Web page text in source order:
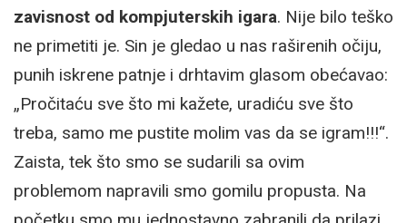
zavisnost od kompjuterskih igara. Nije bilo teško
ne primetiti je. Sin je gledao u nas raširenih očiju,
punih iskrene patnje i drhtavim glasom obećavao:
„Pročitaću sve što mi kažete, uradiću sve što
treba, samo me pustite molim vas da se igram!!!“.
Zaista, tek što smo se sudarili sa ovim
problemom napravili smo gomilu propusta. Na